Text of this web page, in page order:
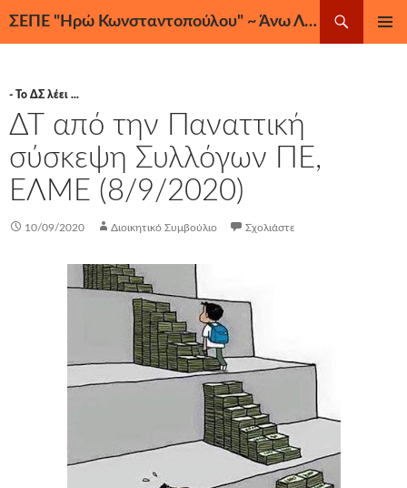
ΣΕΠΕ "Ηρώ Κωνσταντοπούλου" ~ Άνω Λιόσια, Ζεφύρι, Φυλή
- Το ΔΣ λέει ...
ΔΤ από την Παναττική
σύσκεψη Συλλόγων ΠΕ,
ΕΛΜΕ (8/9/2020)
10/09/2020 Διοικητικό Συμβούλιο Σχολιάστε